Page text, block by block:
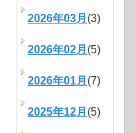
2026年03月 (3)
2026年02月 (5)
2026年01月 (7)
2025年12月 (5)